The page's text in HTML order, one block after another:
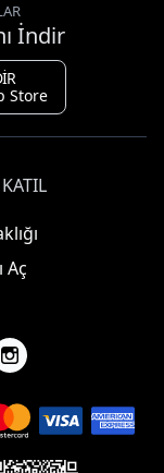
İndir
Store
Aç